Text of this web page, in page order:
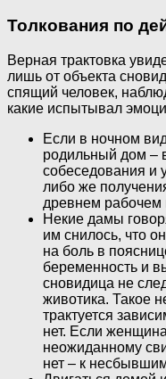
Толкования по
Верная трактовка
лишь от объекта
спящий человек,
какие испытывал
Если в ночном
родильный дом –
собеседования и
либо же
древнем рабочем
Некие дамы
им снилось, что
на боль в
беременность и
сновидица не
животика. Такое
трактуется
нет. Если
неожиданному
нет – к